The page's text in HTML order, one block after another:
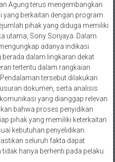
Agung terus mengembangkan
berkaitan dengan program
pihak yang diduga memiliki
utama, Sony Sonjaya. Dalam
adanya indikasi
dalam lingkaran dekat
tertentu dalam rangkaian
tersebut dilakukan
dokumen, serta analisis
yang dianggap relevan
bahwa proses penyidikan
pihak yang memiliki keterkaitan
kebutuhan penyelidikan.
seluruh fakta dapat
hanya berhenti pada pelaku